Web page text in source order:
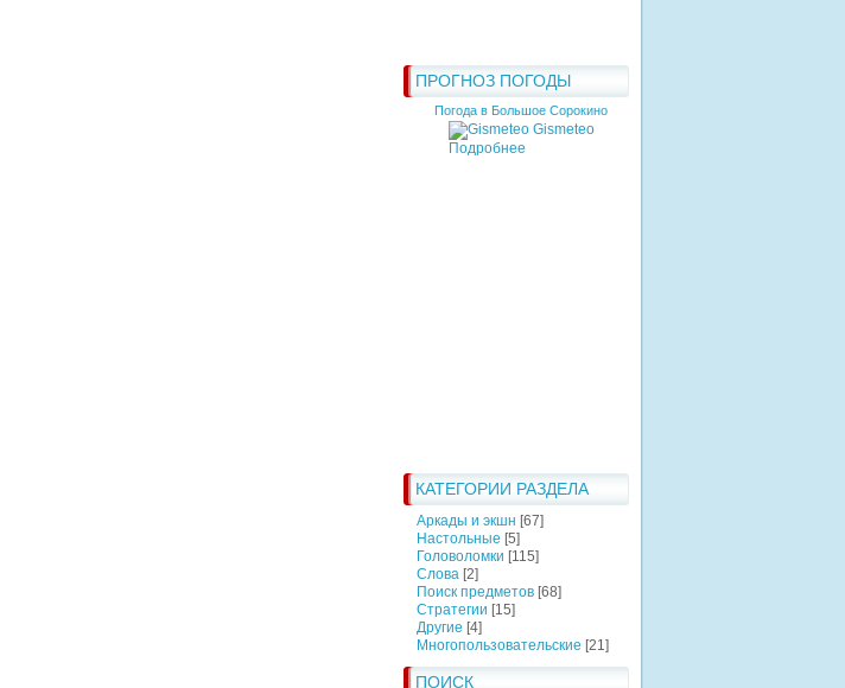
ПРОГНОЗ ПОГОДЫ
Погода в Большое Сорокино
Gismeteo
Подробнее
КАТЕГОРИИ РАЗДЕЛА
Аркады и экшн [67]
Настольные [5]
Головоломки [115]
Слова [2]
Поиск предметов [68]
Стратегии [15]
Другие [4]
Многопользовательские [21]
ПОИСК